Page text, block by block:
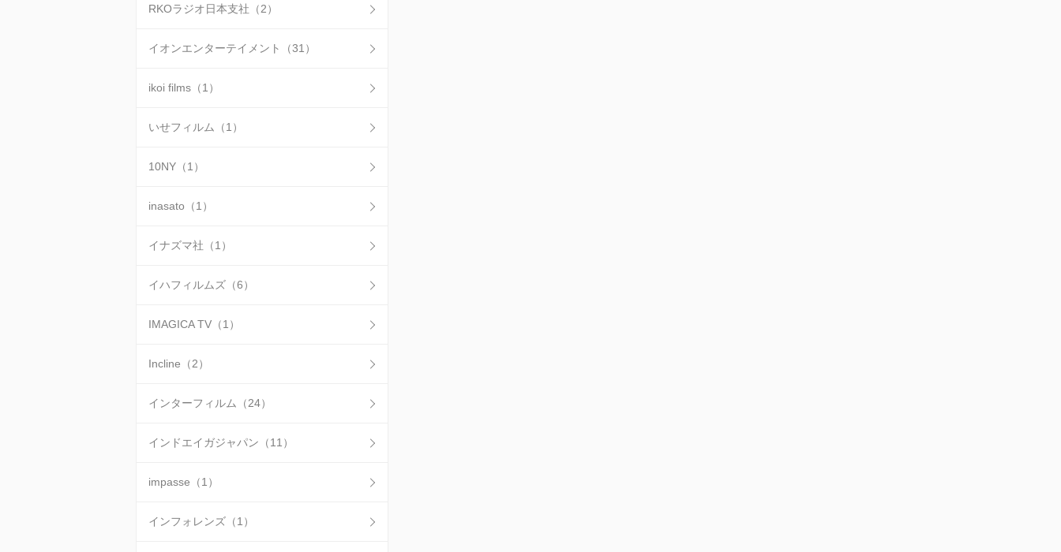
RKOラジオ日本支社（2）
イオンエンターテイメント（31）
ikoi films（1）
いせフィルム（1）
10NY（1）
inasato（1）
イナズマ社（1）
イハフィルムズ（6）
IMAGICA TV（1）
Incline（2）
インターフィルム（24）
インドエイガジャパン（11）
impasse（1）
インフォレンズ（1）